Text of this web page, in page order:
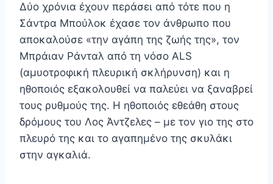
Δύο χρόνια έχουν περάσει από τότε που η
Σάντρα Μπούλοκ έχασε τον άνθρωπο που
αποκαλούσε «την αγάπη της ζωής της», τον
Μπράιαν Ράνταλ από τη νόσο ALS
(αμυοτροφική πλευρική σκλήρυνση) και η
ηθοποιός εξακολουθεί να παλεύει να ξαναβρεί
τους ρυθμούς της. Η ηθοποιός εθεάθη στους
δρόμους του Λος Άντζελες – με τον γιο της στο
πλευρό της και το αγαπημένο της σκυλάκι
στην αγκαλιά.